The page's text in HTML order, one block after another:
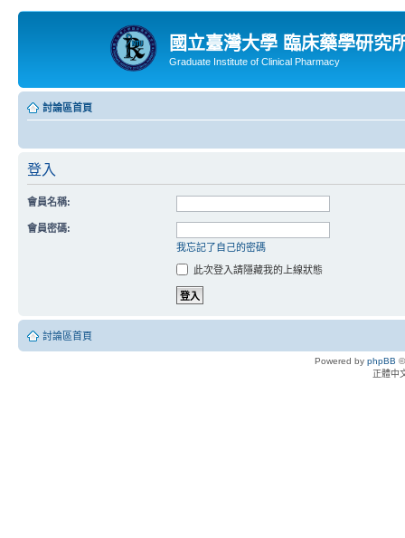
國立臺灣大學 臨床藥學研究
Graduate Institute of Clinical Pharmacy
討論區首頁
登入
會員名稱:
會員密碼:
我忘記了自己的密碼
此次登入請隱藏我的上線狀態
討論區首頁
Powered by phpBB
正體中